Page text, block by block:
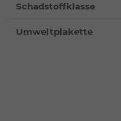
Schadstoffklasse
Umweltplakette